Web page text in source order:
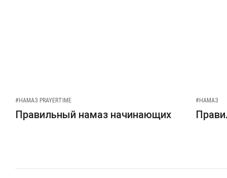
#НАМАЗ PRAYERTIME
Правильный намаз начинающих
#НАМАЗ